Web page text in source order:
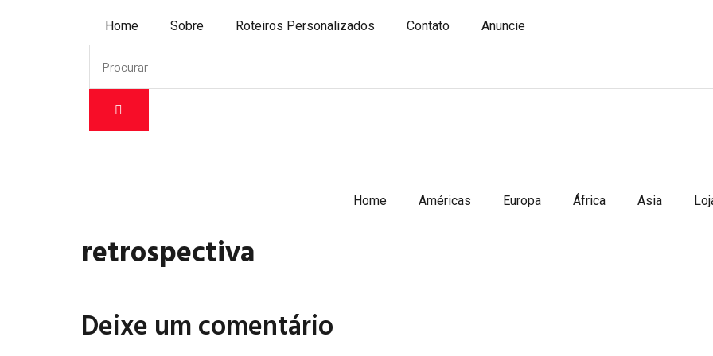
Home Sobre Roteiros Personalizados Contato Anuncie
Home Américas Europa África Asia
retrospectiva
Deixe um comentário